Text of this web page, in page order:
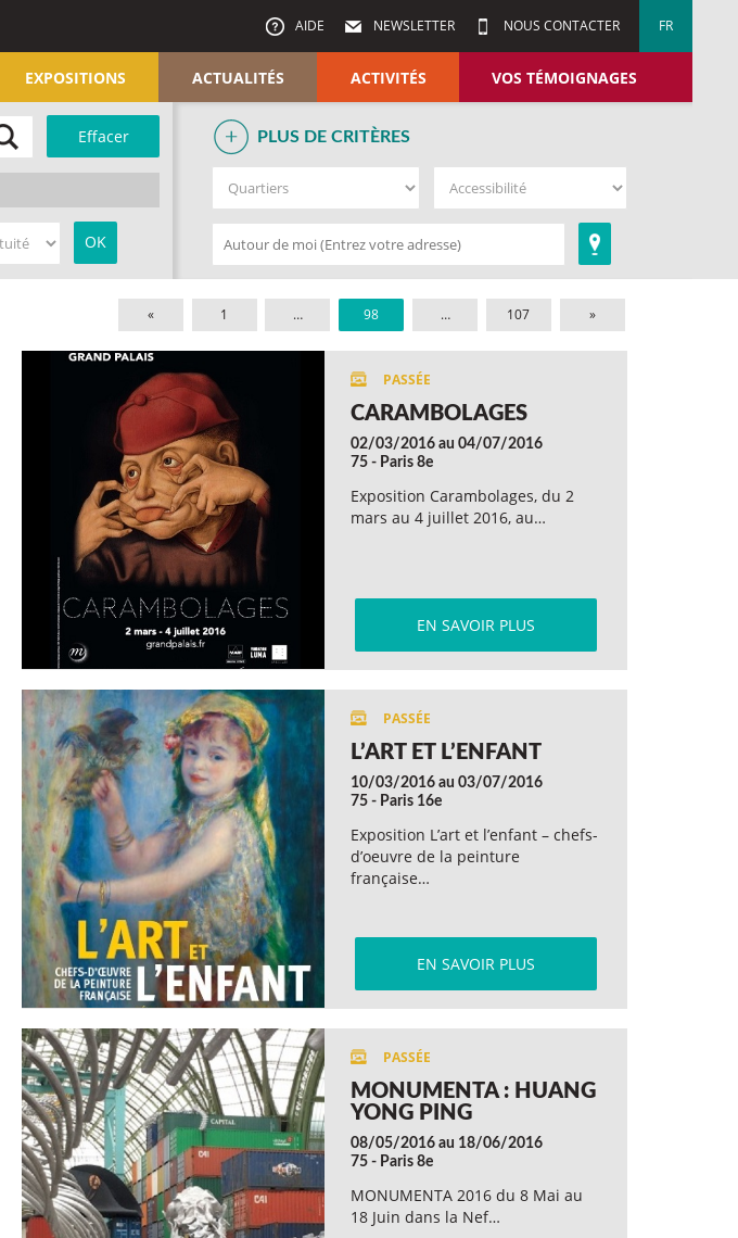
AIDE NEWSLETTER NOUS CONTACTER FR
EXPOSITIONS ACTUALITÉS ACTIVITÉS VOS TÉMOIGNAGES
PLUS DE CRITÈRES
« 1 … 98 … 107 »
CARAMBOLAGES
02/03/2016 au 04/07/2016
75 - Paris 8e
Exposition Carambolages, du 2
mars au 4 juillet 2016, au…
EN SAVOIR PLUS
L’ART ET L’ENFANT
10/03/2016 au 03/07/2016
75 - Paris 16e
Exposition L’art et l’enfant – chefs-
d’oeuvre de la peinture
française…
EN SAVOIR PLUS
MONUMENTA : HUANG
YONG PING
08/05/2016 au 18/06/2016
75 - Paris 8e
MONUMENTA 2016 du 8 Mai au
18 Juin dans la Nef…